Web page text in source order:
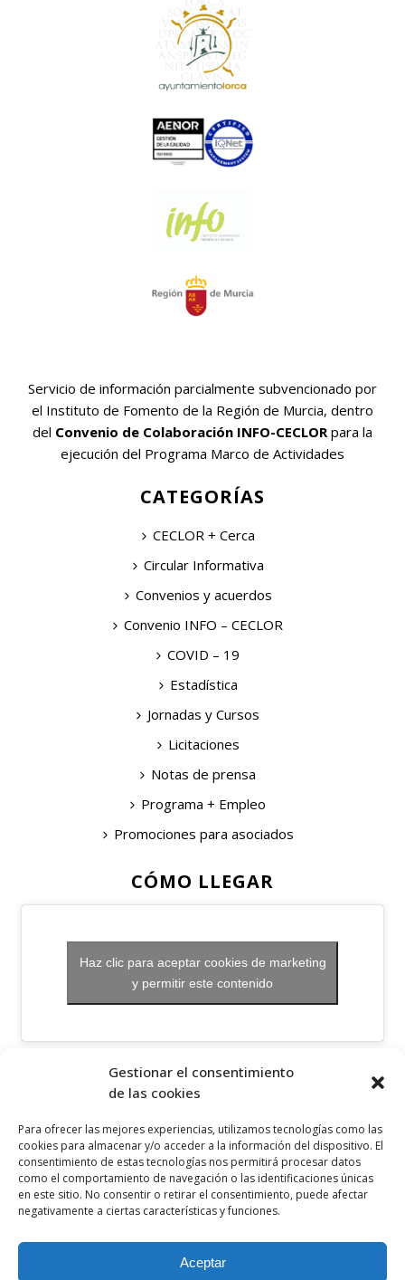
Gestionar el consentimiento
de las cookies
Para ofrecer las mejores experiencias, utilizamos tecnologías como las
cookies para almacenar y/o acceder a la información del dispositivo. El
consentimiento de estas tecnologías nos permitirá procesar datos
como el comportamiento de navegación o las identificaciones únicas
en este sitio. No consentir o retirar el consentimiento, puede afectar
negativamente a ciertas características y funciones.
Aceptar
Servicio de información parcialmente subvencionado por
el Instituto de Fomento de la Región de Murcia, dentro
del Convenio de Colaboración INFO-CECLOR para la
ejecución del Programa Marco de Actividades
CATEGORÍAS
CECLOR + Cerca
Circular Informativa
Convenios y acuerdos
Convenio INFO – CECLOR
COVID – 19
Estadística
Jornadas y Cursos
Licitaciones
Notas de prensa
Programa + Empleo
Promociones para asociados
CÓMO LLEGAR
Haz clic para aceptar cookies de marketing
y permitir este contenido
OTROS ENLACES
Política de cookies
Aviso legal
Canal ético
SÍGUENOS EN